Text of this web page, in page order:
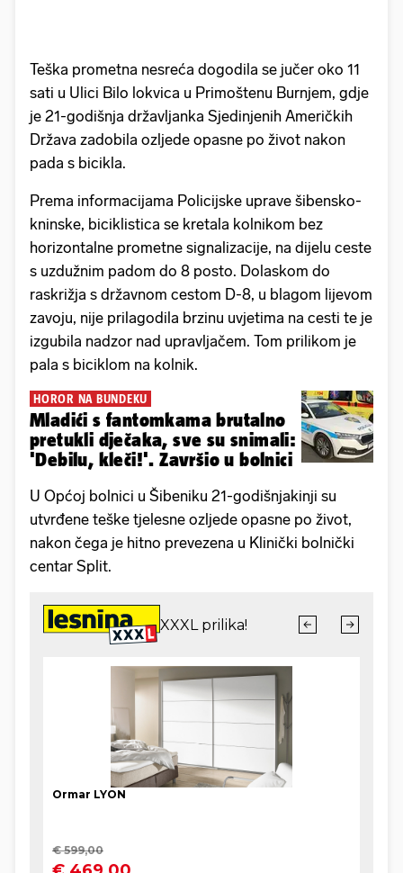
Teška prometna nesreća dogodila se jučer oko 11
sati u Ulici Bilo lokvica u Primoštenu Burnjem, gdje
je 21-godišnja državljanka Sjedinjenih Američkih
Država zadobila ozljede opasne po život nakon
pada s bicikla.
Prema informacijama Policijske uprave šibensko-
kninske, biciklistica se kretala kolnikom bez
horizontalne prometne signalizacije, na dijelu ceste
s uzdužnim padom do 8 posto. Dolaskom do
raskrižja s državnom cestom D-8, u blagom lijevom
zavoju, nije prilagodila brzinu uvjetima na cesti te je
izgubila nadzor nad upravljačem. Tom prilikom je
pala s biciklom na kolnik.
HOROR NA BUNDEKU
Mladići s fantomkama brutalno
pretukli dječaka, sve su snimali:
'Debilu, kleči!'. Završio u bolnici
U Općoj bolnici u Šibeniku 21-godišnjakinji su
utvrđene teške tjelesne ozljede opasne po život,
nakon čega je hitno prevezena u Klinički bolnički
centar Split.